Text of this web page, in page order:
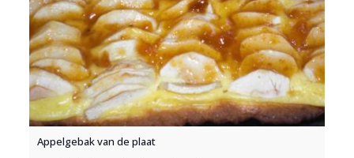
Appelgebak van de plaat